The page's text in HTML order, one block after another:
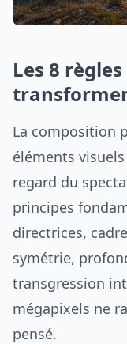
Les 8
La composition
éléments
regard du
principes
directrices,
symétrie,
transgression
mégapixels ne
pensé.